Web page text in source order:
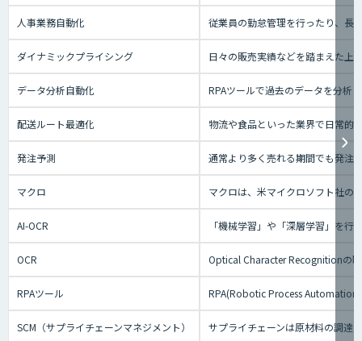
人事業務自動化 従業員の勤怠管理を行ったり、長
ダイナミックプライシング 日々の販売実績などを踏まえた上
データ分析自動化 RPAツールで過去のデータを分析
配送ルート最適化 物流や食品といった業界で日常的
発注予測 通常より多く売れる期間でも発注
マクロ マクロは、米マイクロソフト社の
AI-OCR 「機械学習」や「深層学習」を
OCR Optical Character Recognitionの
RPAツール RPA(Robotic Process
SCM（サプライチェーンマネジメント） サプライチェーンは原材料の調達